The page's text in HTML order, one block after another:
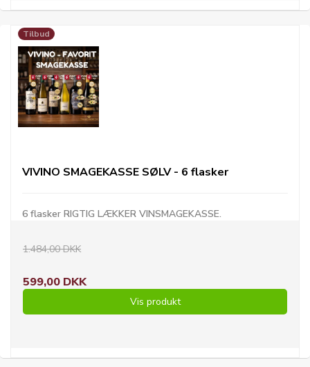
Tilbud
VIVINO SMAGEKASSE SØLV - 6 flasker
6 flasker RIGTIG LÆKKER VINSMAGEKASSE.
1.484,00 DKK
599,00 DKK
Vis produkt